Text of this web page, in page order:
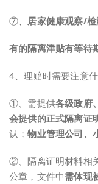
⑦、 居家健康观察/
有的隔离津贴有等待
4、理赔时需要注意什
①、需提供各级政府
会提供的正式隔离证
认；物业管理公司、
②、隔离证明材料相
公章，文件中需体现